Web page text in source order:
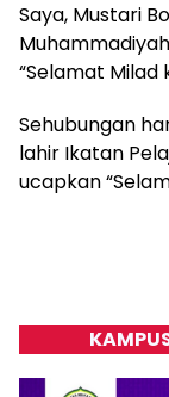
Saya, Mustari
“Selamat Milad
Sehubungan
lahir Ikatan
ucapkan